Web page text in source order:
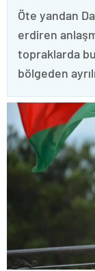
Öte yandan
erdiren
topraklarda
bölgeden